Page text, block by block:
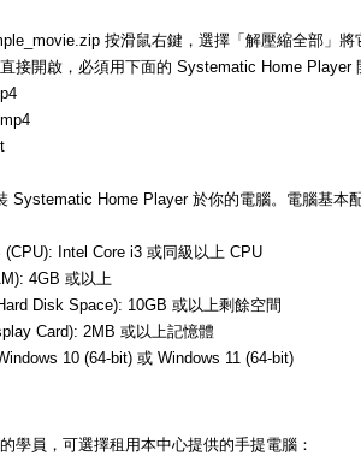
按滑鼠右鍵，選擇「解壓縮全部」
接開啟，必須用下面的 Systematic Home Player
Systematic Home Player 於你的電腦。電腦基本
(CPU): Intel Core i3 或同級以上 CPU
4GB 或以上
Disk Space): 10GB 或以上剩餘空間
Card): 2MB 或以上記憶體
10 (64-bit) 或 Windows 11 (64-bit)
學員，可選擇租用本中心提供的手提電腦：